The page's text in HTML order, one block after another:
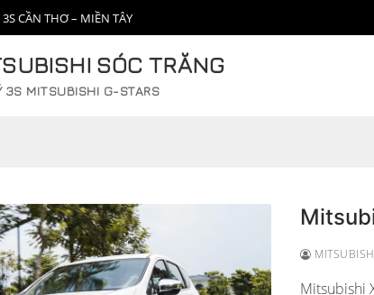
CẦN THƠ – MIỀN TÂY
SÓC TRĂNG
3S MITSUBISHI G-STARS
Mitsubishi